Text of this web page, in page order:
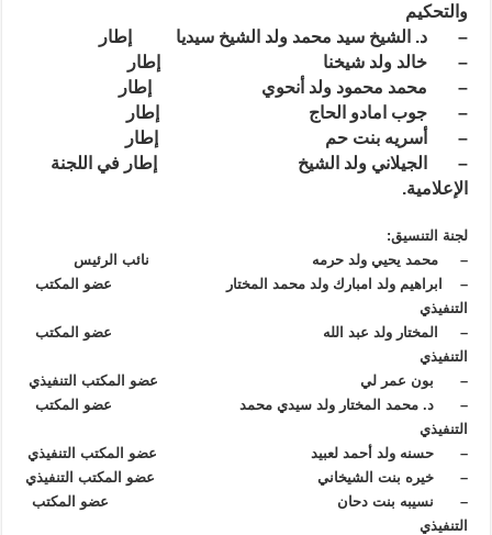
والتحكيم
– د. الشيخ سيد محمد ولد الشيخ سيديا إطار
– خالد ولد شيخنا إطار
– محمد محمود ولد أنحوي إطار
– جوب امادو الحاج إطار
– أسريه بنت حم إطار
– الجيلاني ولد الشيخ إطار في اللجنة
الإعلامية.
لجنة التنسيق:
– محمد يحيي ولد حرمه نائب الرئيس
– ابراهيم ولد امبارك ولد محمد المختار عضو المكتب
التنفيذي
– المختار ولد عبد الله عضو المكتب
التنفيذي
– بون عمر لي عضو المكتب التنفيذي
– د. محمد المختار ولد سيدي محمد عضو المكتب
التنفيذي
– حسنه ولد أحمد لعبيد عضو المكتب التنفيذي
– خيره بنت الشيخاني عضو المكتب التنفيذي
– نسيبه بنت دحان عضو المكتب
التنفيذي